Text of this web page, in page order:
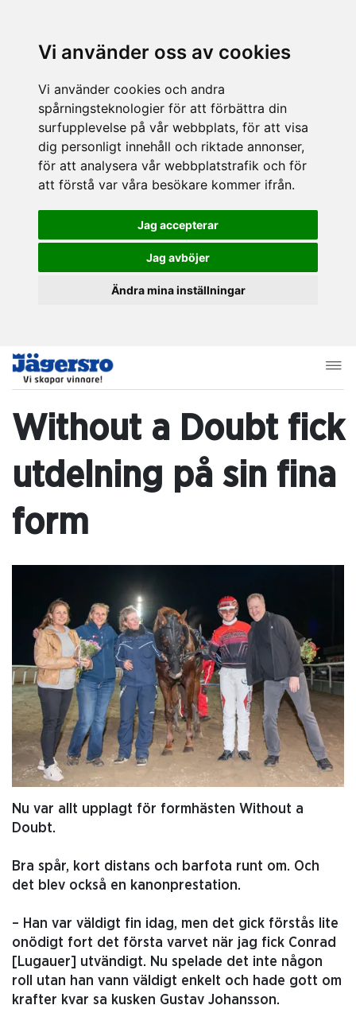
Vi använder oss av cookies
Vi använder cookies och andra
spårningsteknologier för att förbättra din
surfupplevelse på vår webbplats, för att visa
dig personligt innehåll och riktade annonser,
för att analysera vår webbplatstrafik och för
att förstå var våra besökare kommer ifrån.
Jag accepterar
Jag avböjer
Ändra mina inställningar
Without a Doubt fick
utdelning på sin fina
form
Nu var allt upplagt för formhästen Without a
Doubt.
Bra spår, kort distans och barfota runt om. Och
det blev också en kanonprestation.
– Han var väldigt fin idag, men det gick förstås lite
onödigt fort det första varvet när jag fick Conrad
[Lugauer] utvändigt. Nu spelade det inte någon
roll utan han vann väldigt enkelt och hade gott om
krafter kvar sa kusken Gustav Johansson.